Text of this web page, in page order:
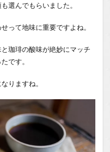
選んでもらいました。
って地味に重要ですよね。
珈琲の酸味が絶妙にマッチ
です。
りますね。